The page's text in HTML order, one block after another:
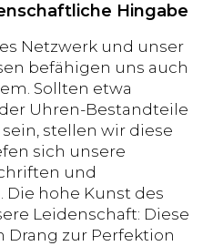
Hingabe
Netzwerk und unser
befähigen uns auch
Sollten etwa
Uhren-Bestandteile
stellen wir diese
sich unsere
und
hohe Kunst des
Leidenschaft: Diese
zur Perfektion